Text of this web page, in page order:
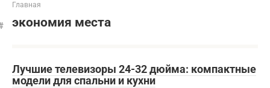
Главная
экономия места
Лучшие телевизоры 24-32 дюйма: компактные
модели для спальни и кухни